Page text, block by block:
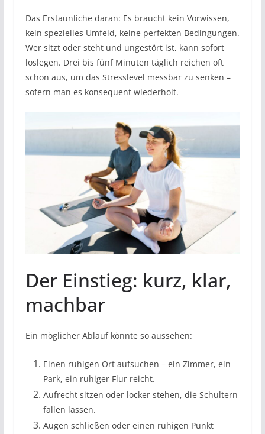
Das Erstaunliche daran: Es braucht kein Vorwissen,
kein spezielles Umfeld, keine perfekten Bedingungen.
Wer sitzt oder steht und ungestört ist, kann sofort
loslegen. Drei bis fünf Minuten täglich reichen oft
schon aus, um das Stresslevel messbar zu senken –
sofern man es konsequent wiederholt.
Der Einstieg: kurz, klar,
machbar
Ein möglicher Ablauf könnte so aussehen:
Einen ruhigen Ort aufsuchen – ein Zimmer, ein
Park, ein ruhiger Flur reicht.
Aufrecht sitzen oder locker stehen, die Schultern
fallen lassen.
Augen schließen oder einen ruhigen Punkt